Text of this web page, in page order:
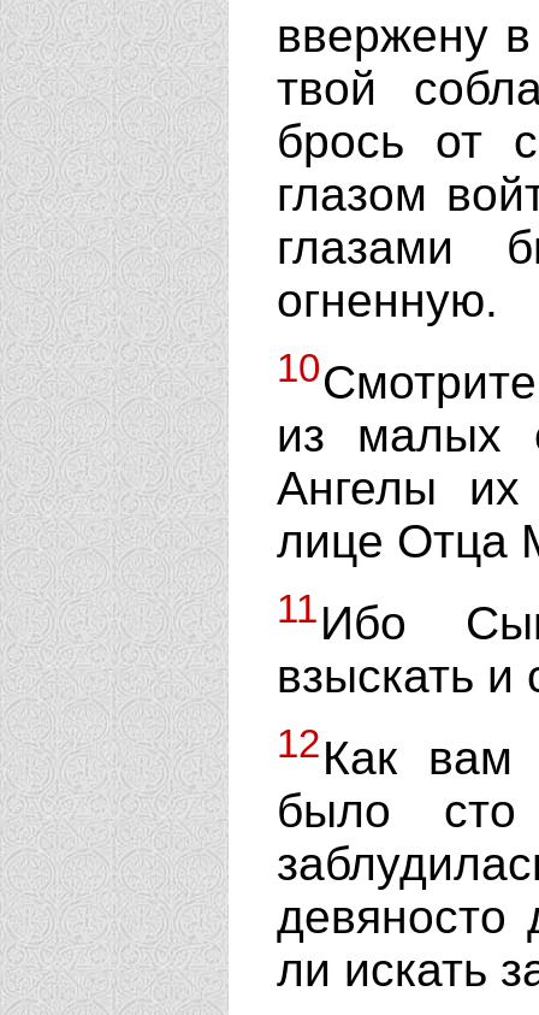
ввержену
твой
брось от
глазом
глазами
огненную.
10
из малых
Ангелы их
лице Отца
11Ибо
взыскать и
12Как вам
было
девяносто
ли искать